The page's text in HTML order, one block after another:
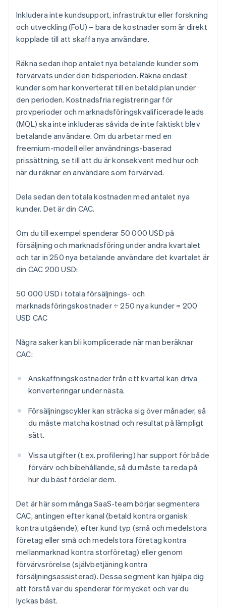
Inkludera inte kundsupport, infrastruktur eller forskning
och utveckling (FoU) – bara de kostnader som är direkt
kopplade till att skaffa nya användare.
Räkna sedan ihop antalet nya betalande kunder som
förvärvats under den tidsperioden. Räkna endast
kunder som har konverterat till en betald plan under
den perioden. Kostnadsfria registreringar för
provperioder och marknadsföringskvalificerade leads
(MQL) ska inte inkluderas såvida de inte faktiskt blev
betalande användare. Om du arbetar med en
freemium-modell eller användnings-baserad
prissättning, se till att du är konsekvent med hur och
när du räknar en användare som förvärvad.
Dela sedan den totala kostnaden med antalet nya
kunder. Det är din CAC.
Om du till exempel spenderar 50 000 USD på
försäljning och marknadsföring under andra kvartalet
och tar in 250 nya betalande användare det kvartalet är
din CAC 200 USD:
50 000 USD i totala försäljnings- och
marknadsföringskostnader ÷ 250 nya kunder = 200
USD CAC
Några saker kan bli komplicerade när man beräknar
CAC:
Anskaffningskostnader från ett kvartal kan driva
konverteringar under nästa.
Försäljningscykler kan sträcka sig över månader, så
du måste matcha kostnad och resultat på lämpligt
sätt.
Vissa utgifter (t.ex. profilering) har support för både
förvärv och bibehållande, så du måste ta reda på
hur du bäst fördelar dem.
Det är här som många SaaS-team börjar segmentera
CAC, antingen efter kanal (betald kontra organisk
kontra utgående), efter kund typ (små och medelstora
företag eller små och medelstora företag kontra
mellanmarknad kontra storföretag) eller genom
förvärvsrörelse (självbetjäning kontra
försäljningsassisterad). Dessa segment kan hjälpa dig
att förstå var du spenderar för mycket och var du
lyckas bäst.